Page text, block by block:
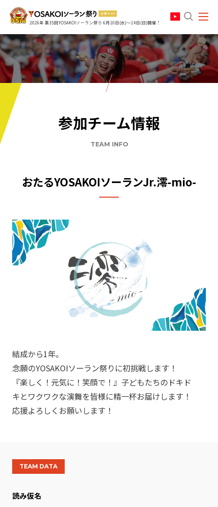
2026年 第35回YOSAKOIソーラン祭り 6月10日(水)～14日(日)開催！
search
参加チーム情報
TEAM INFO
おたるYOSAKOIソーランJr.澪-mio-
結成から1年。
念願のYOSAKOIソーラン祭りに初挑戦します！
『楽しく！元気に！笑顔で！』子どもたちのドキド
キとワクワクな演舞を皆様に精一杯お届けします！
応援よろしくお願いします！
TEAM DATA
読み仮名